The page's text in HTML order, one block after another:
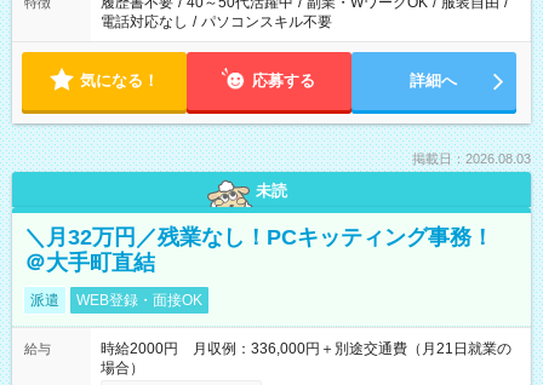
電話対応なし / パソコンスキル不要
気になる！ 応募する 詳細へ
掲載日：2026.08.03
未読
＼月32万円／残業なし！PCキッティング事務！
＠大手町直結
派遣 WEB登録・面接OK
給与
時給2000円 月収例：336,000円＋別途交通費（月21日就業の
場合）